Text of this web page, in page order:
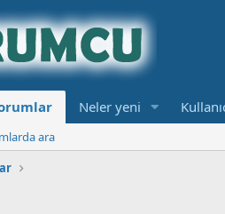
Neler yeni
ara